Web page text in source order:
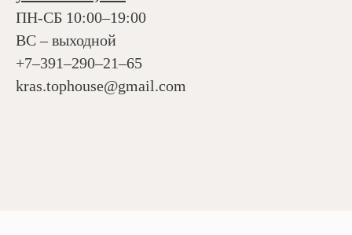
ПН-СБ 10:00–19:00
ВС – выходной
+7‒391‒290‒21‒65
kras.tophouse@gmail.com